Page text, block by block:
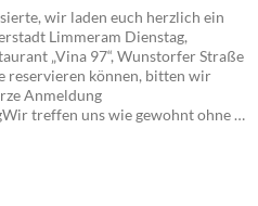
der
Wunstorfer
Straße
wir laden euch herzlich ein
Limmeram Dienstag,
„Vina 97“, Wunstorfer Straße
reservieren können, bitten wir
Anmeldung
treffen uns wie gewohnt ohne …